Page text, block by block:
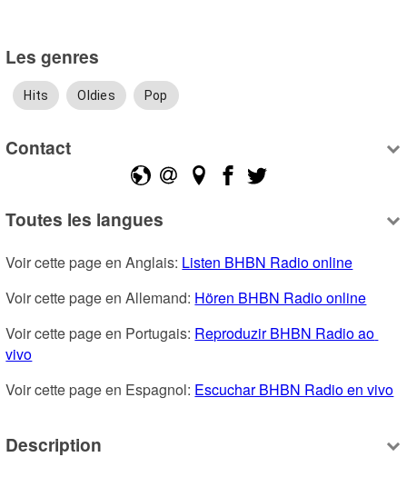
Les genres
Hits Oldies Pop
Contact
Toutes les langues
Voir cette page en Anglais: Listen BHBN Radio online
Voir cette page en Allemand: Hören BHBN Radio online
Voir cette page en Portugais: Reproduzir BHBN Radio ao
vivo
Voir cette page en Espagnol: Escuchar BHBN Radio en vivo
Description